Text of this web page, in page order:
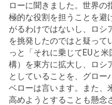
ローに聞きました。世界の
極的な役割を担うことを避
がるわけではないし、ロシ
を挑発したのではと疑って
っと「それに乗じてEUと
構）を東方に拡大し、ロシ
としていることを、グロー
ベローは言います。また、
高めようとすることも懸念